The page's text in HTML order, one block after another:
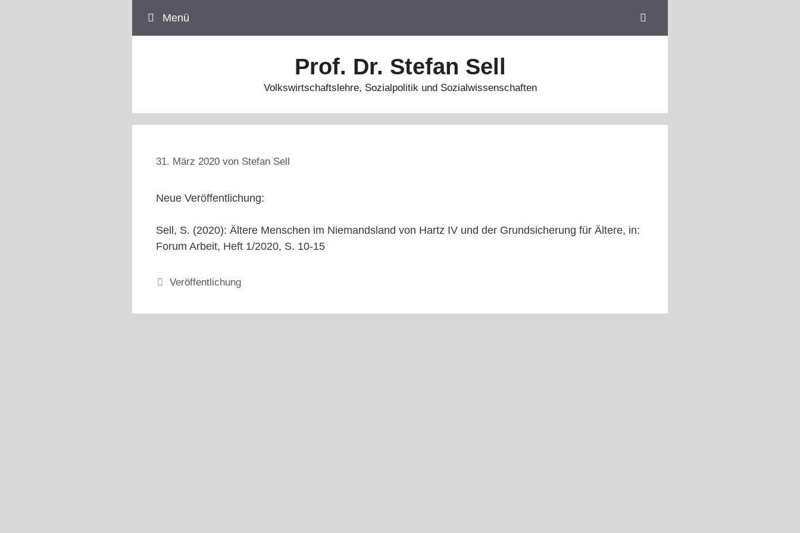
Menü
Prof. Dr. Stefan Sell
Volkswirtschaftslehre, Sozialpolitik und Sozialwissenschaften
31. März 2020 von Stefan Sell
Neue Veröffentlichung:
Sell, S. (2020): Ältere Menschen im Niemandsland von Hartz IV und der Grundsicherung für Ältere, in:
Forum Arbeit, Heft 1/2020, S. 10-15
Kategorien
Veröffentlichung